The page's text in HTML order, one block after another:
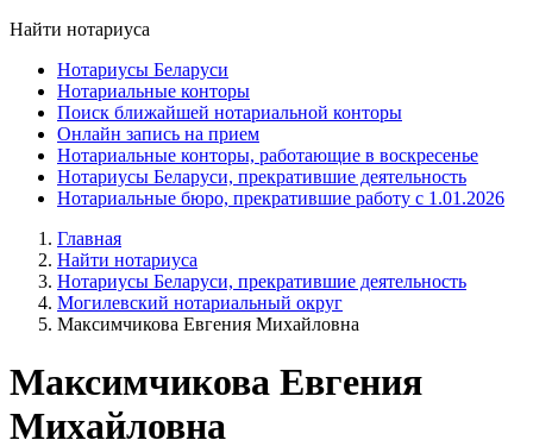
Найти нотариуса
Нотариусы Беларуси
Нотариальные конторы
Поиск ближайшей нотариальной конторы
Онлайн запись на прием
Нотариальные конторы, работающие в воскресенье
Нотариусы Беларуси, прекратившие деятельность
Нотариальные бюро, прекратившие работу с 1.01.2026
Главная
Найти нотариуса
Нотариусы Беларуси, прекратившие деятельность
Могилевский нотариальный округ
Максимчикова Евгения Михайловна
Максимчикова Евгения
Михайловна